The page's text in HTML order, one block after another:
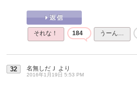
それな！ 184 うーん…
32 名無しだＪ より
2016年1月19日 5:53 PM